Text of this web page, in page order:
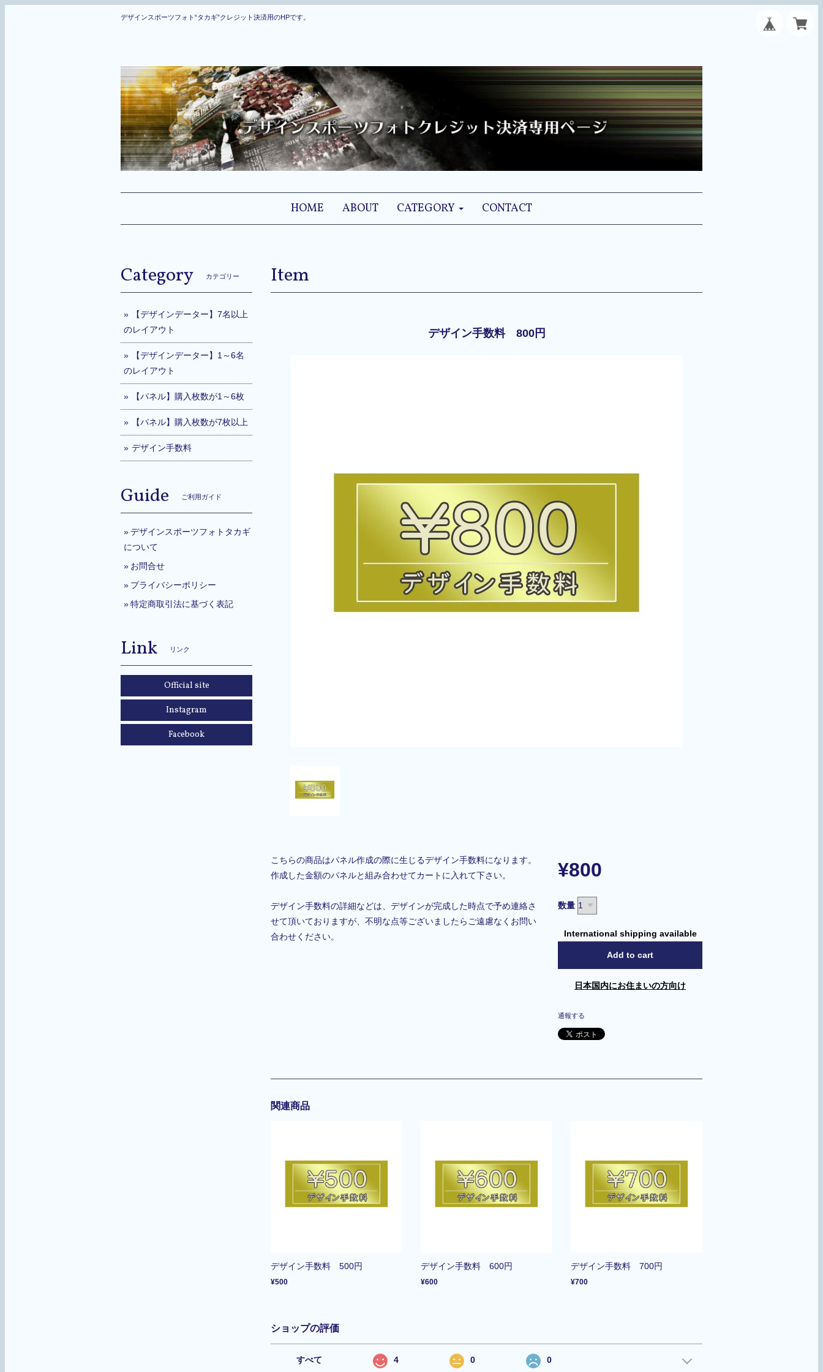
デザインスポーツフォト“タカギ”クレジット決済用のHPです。
HOME ABOUT CATEGORY CONTACT
Item
デザイン手数料 800円
こちらの商品はパネル作成の際に生じるデザイン手数料になります。
作成した金額のパネルと組み合わせてカートに入れて下さい。
デザイン手数料の詳細などは、デザインが完成した時点で予め連絡さ
せて頂いておりますが、不明な点等ございましたらご遠慮なくお問い
合わせください。
¥800
数量
International shipping available
Add to cart
日本国内にお住まいの方向け
通報する
関連商品
デザイン手数料 500円
¥500
デザイン手数料 600円
¥600
デザイン手数料 700円
¥700
ショップの評価
すべて 4 0 0
Category カテゴリー
【デザインデーター】7名以上
のレイアウト
【デザインデーター】1～6名
のレイアウト
【パネル】購入枚数が1～6枚
【パネル】購入枚数が7枚以上
デザイン手数料
Guide ご利用ガイド
デザインスポーツフォトタカギ
について
お問合せ
プライバシーポリシー
特定商取引法に基づく表記
Link リンク
Official site
Instagram
Facebook